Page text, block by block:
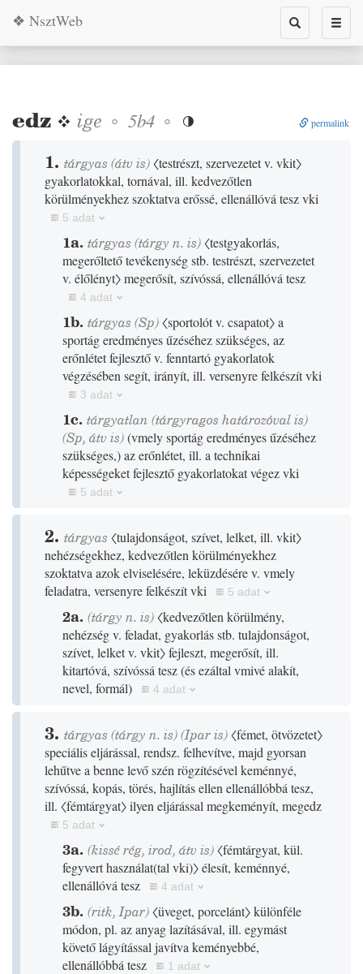
Toggle
search
❖ NsztWeb
edz ❖ ige ◦ 5b4 ◦  permalink
1. tárgyas (átv is)〈testrészt, szervezetet v. vkit〉
gyakorlatokkal, tornával, ill. kedvezőtlen
körülményekhez szoktatva erőssé, ellenállóvá tesz vki
5 adat
1a. tárgyas (tárgy n. is)〈testgyakorlás,
megerőltető tevékenység stb. testrészt, szervezetet
v. élőlényt〉megerősít, szívóssá, ellenállóvá tesz
4 adat
1b. tárgyas (Sp)〈sportolót v. csapatot〉a
sportág eredményes űzéséhez szükséges, az
erőnlétet fejlesztő v. fenntartó gyakorlatok
végzésében segít, irányít, ill. versenyre felkészít vki
3 adat
1c. tárgyatlan (tárgyragos határozóval is)
(Sp, átv is)(vmely sportág eredményes űzéséhez
szükséges,)az erőnlétet, ill. a technikai
képességeket fejlesztő gyakorlatokat végez vki
5 adat
2. tárgyas 〈tulajdonságot, szívet, lelket, ill. vkit〉
nehézségekhez, kedvezőtlen körülményekhez
szoktatva azok elviselésére, leküzdésére v. vmely
feladatra, versenyre felkészít vki
5 adat
2a. (tárgy n. is)〈kedvezőtlen körülmény,
nehézség v. feladat, gyakorlás stb. tulajdonságot,
szívet, lelket v. vkit〉fejleszt, megerősít, ill.
kitartóvá, szívóssá tesz(és ezáltal vmivé alakít,
nevel, formál) 4 adat
3. tárgyas (tárgy n. is)(Iparis)〈fémet, ötvözetet〉
speciális eljárással, rendsz. felhevítve, majd gyorsan
lehűtve a benne levő szén rögzítésével keménnyé,
szívóssá, kopás, törés, hajlítás ellen ellenállóbbá tesz,
ill. 〈fémtárgyat〉ilyen eljárással megkeményít, megedz
5 adat
3a. (kissérég, irod, átv is)〈fémtárgyat, kül.
fegyvert használat(tal vki)〉élesít, keménnyé,
ellenállóvá tesz
4 adat
3b. (ritk,Ipar)〈üveget, porcelánt〉különféle
módon, pl. az anyag lazításával, ill. egymást
követő lágyítással javítva keményebbé,
ellenállóbbá tesz
1 adat